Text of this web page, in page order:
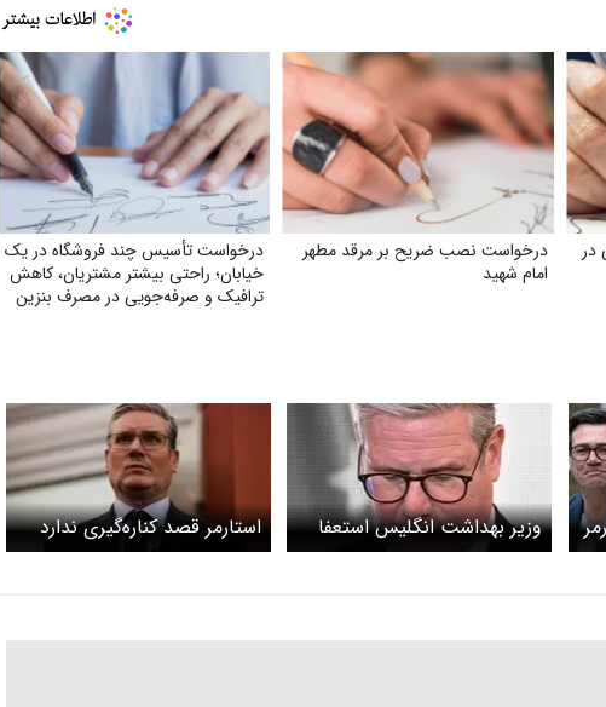
در
درخواست نصب ضریح بر مرقد مطهر
امام شهید
درخواست تأسیس چند فروشگاه در یک
خیابان؛ راحتی بیشتر مشتریان، کاهش
ترافیک و صرفه‌جویی در مصرف بنزین
وزیر بهداشت انگلیس استعفا
کرد؛ شورش در کابینه استارمر
استارمر قصد کناره‌گیری ندارد